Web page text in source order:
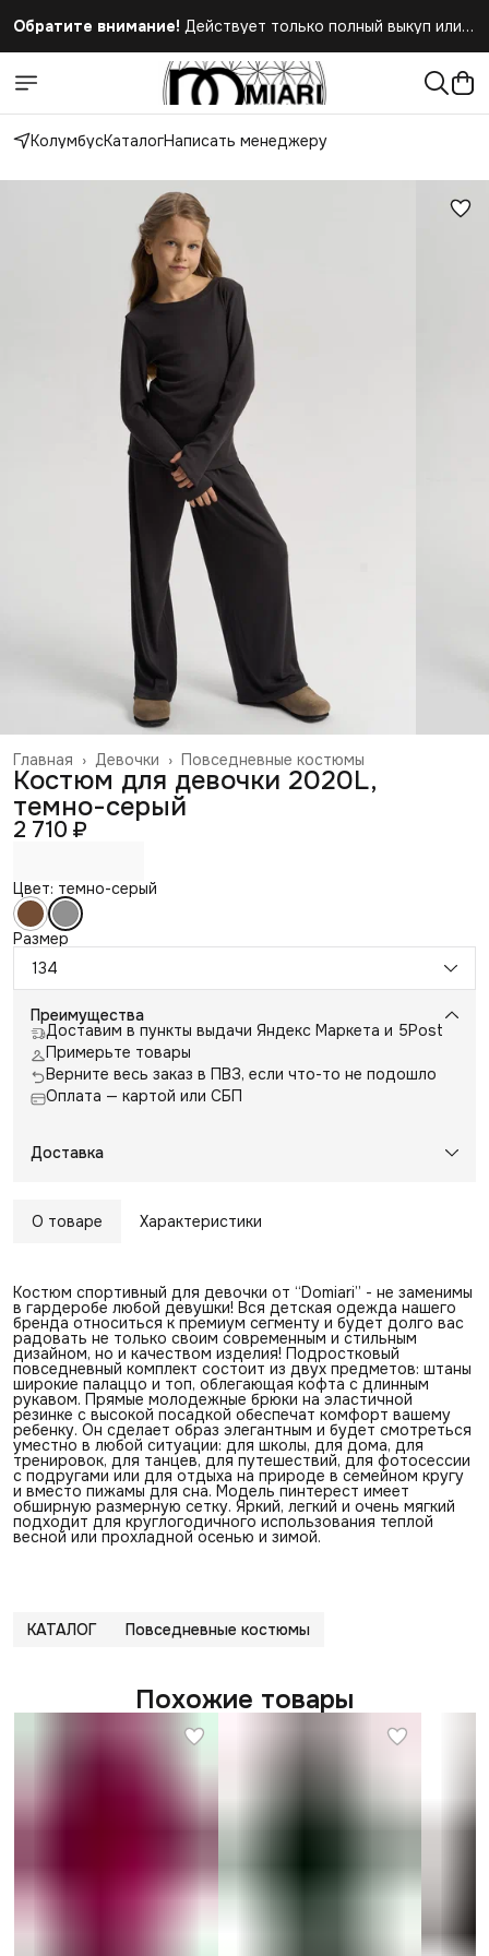
Обратите внимание! Действует только полный выкуп или
КолумбусКаталогНаписать менеджеру
Повседневные костюмы
Девочки ›
Главная ›
Костюм для девочки 2020L,
темно-серый
2 710 ₽
Цвет: темно-серый
Размер
134
Преимущества
Доставим в пункты выдачи Яндекс Маркета и 5Post
Примерьте товары
Верните весь заказ в ПВЗ, если что-то не подошло
Оплата — картой или СБП
Доставка
О товаре Характеристики
Костюм спортивный для девочки от “Domiari” - не заменимы
в гардеробе любой девушки! Вся детская одежда нашего
бренда относиться к премиум сегменту и будет долго вас
радовать не только своим современным и стильным
дизайном, но и качеством изделия! Подростковый
повседневный комплект состоит из двух предметов: штаны
широкие палаццо и топ, облегающая кофта с длинным
рукавом. Прямые молодежные брюки на эластичной
резинке с высокой посадкой обеспечат комфорт вашему
ребенку. Он сделает образ элегантным и будет смотреться
уместно в любой ситуации: для школы, для дома, для
тренировок, для танцев, для путешествий, для фотосессии
с подругами или для отдыха на природе в семейном кругу
и вместо пижамы для сна. Модель пинтерест имеет
обширную размерную сетку. Яркий, легкий и очень мягкий
подходит для круглогодичного использования теплой
весной или прохладной осенью и зимой.
КАТАЛОГ Повседневные костюмы
Похожие товары